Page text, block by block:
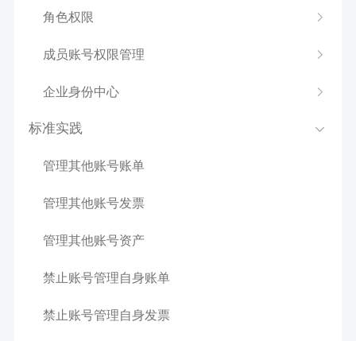
角色权限
成员账号权限管理
企业身份中心
标准实践
管理其他账号账单
管理其他账号发票
管理其他账号资产
禁止账号管理自身账单
禁止账号管理自身发票